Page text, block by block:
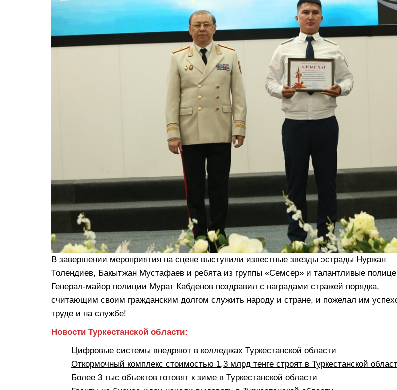
В завершении мероприятия на сцене выступили известные звезды эстрады Нуржан
Толендиев, Бакытжан Мустафаев и ребята из группы «Семсер» и талантливые
Генерал-майор полиции Мурат Кабденов поздравил с наградами стражей порядка,
считающим своим гражданским долгом служить народу и стране, и пожелал им
труде и на службе!
Новости Туркестанской области:
Цифровые системы внедряют в колледжах Туркестанской области
Откормочный комплекс стоимостью 1,3 млрд тенге строят в Туркестанской
Более 3 тыс объектов готовят к зиме в Туркестанской области